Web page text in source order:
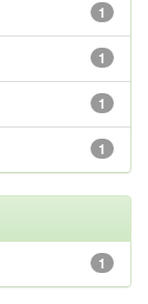
1
1
1
1
1